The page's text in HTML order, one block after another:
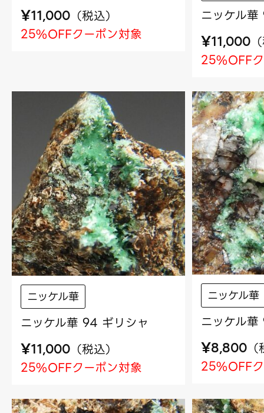
¥11,000 （税込）
25%OFFクーポン対象
ニッケル
¥11,000 （
25%OFF
ニッケル華
ニッケル華 94 ギリシャ
¥11,000 （税込）
25%OFFクーポン対象
ニッケル華
ニッケル
¥8,800 （
25%OFF